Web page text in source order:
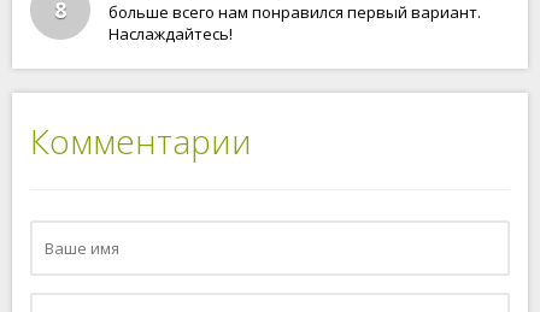
8
больше всего нам понравился первый вариант.
Наслаждайтесь!
Комментарии